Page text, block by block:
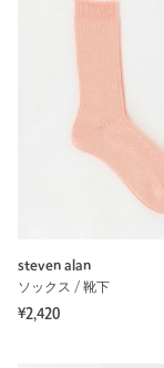
steven alan
ソックス / 靴下
¥2,420